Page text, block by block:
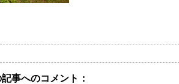
事へのコメント：